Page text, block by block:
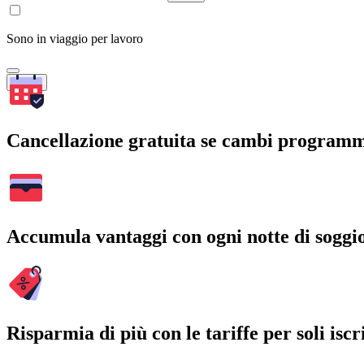
Sono in viaggio per lavoro
Cerca
Cancellazione gratuita se cambi
Accumula vantaggi con ogni notte di
Risparmia di più con le tariffe per soli